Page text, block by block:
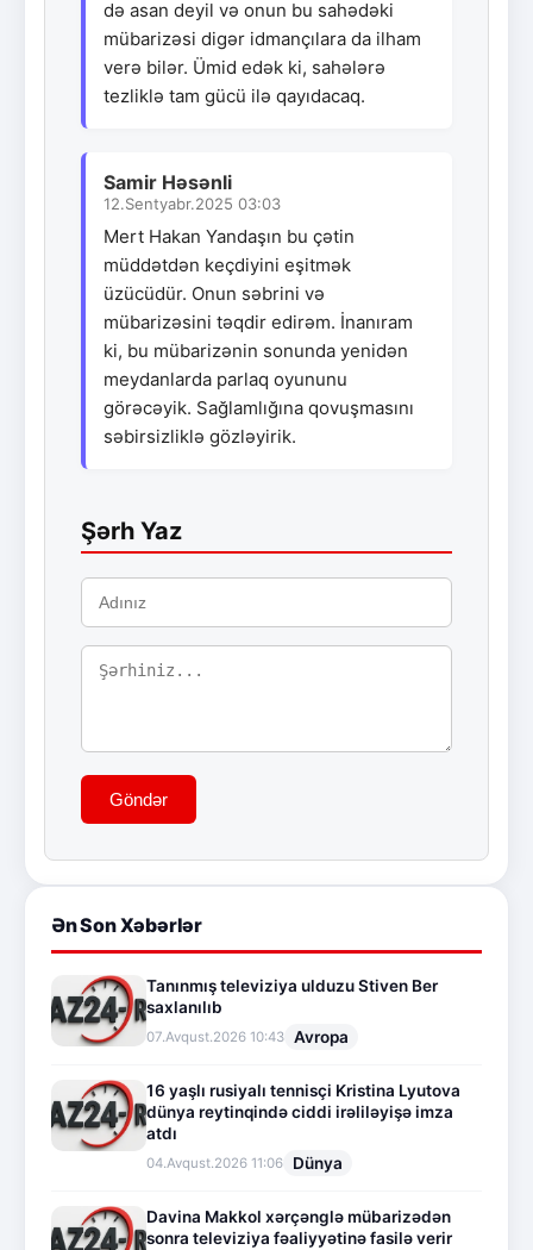
də asan deyil və onun bu sahədəki
mübarizəsi digər idmançılara da ilham
verə bilər. Ümid edək ki, sahələrə
tezliklə tam gücü ilə qayıdacaq.
Samir Həsənli
12.Sentyabr.2025 03:03
Mert Hakan Yandaşın bu çətin
müddətdən keçdiyini eşitmək
üzücüdür. Onun səbrini və
mübarizəsini təqdir edirəm. İnanıram
ki, bu mübarizənin sonunda yenidən
meydanlarda parlaq oyununu
görəcəyik. Sağlamlığına qovuşmasını
səbirsizliklə gözləyirik.
Şərh Yaz
Göndər
Ən Son Xəbərlər
Tanınmış televiziya ulduzu Stiven Ber
saxlanılıb
07.Avqust.2026 10:43 Avropa
16 yaşlı rusiyalı tennisçi Kristina Lyutova
dünya reytinqində ciddi irəliləyişə imza
atdı
04.Avqust.2026 11:06 Dünya
Davina Makkol xərçənglə mübarizədən
sonra televiziya fəaliyyətinə fasilə verir